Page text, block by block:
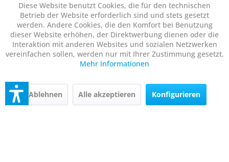
alessandro Nagellack
alessandro Nagellack
Fuchsia
Diese Website benutzt Cookies, die für den technischen
Betrieb der Website erforderlich sind und stets gesetzt
werden. Andere Cookies, die den Komfort bei Benutzung
dieser Website erhöhen, der Direktwerbung dienen oder die
Interaktion mit anderen Websites und sozialen Netzwerken
vereinfachen sollen, werden nur mit Ihrer Zustimmung gesetzt.
Mehr Informationen
Ablehnen Alle akzeptieren Konfigurieren